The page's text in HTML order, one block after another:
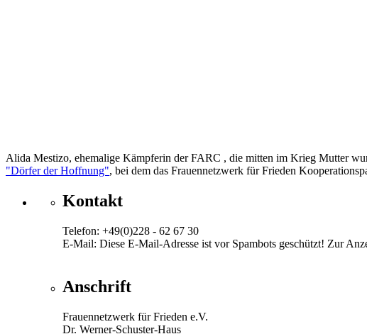
Alida Mestizo, ehemalige Kämpferin der FARC , die mitten im Krieg Mutter
"Dörfer der Hoffnung", bei dem das Frauennetzwerk für Frieden
Kontakt
Telefon: +49(0)228 - 62 67 30
E-Mail: Diese E-Mail-Adresse ist vor Spambots geschützt! Zur
Anschrift
Frauennetzwerk für Frieden e.V.
Dr. Werner-Schuster-Haus